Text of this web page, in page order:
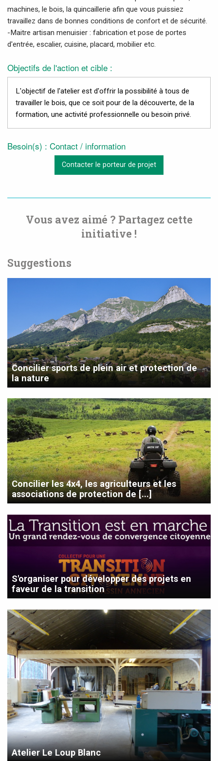
machines, le bois, la quincaillerie afin que vous puissiez
travaillez dans de bonnes conditions de confort et de sécurité.
-Maitre artisan menuisier : fabrication et pose de portes
d'entrée, escalier, cuisine, placard, mobilier etc.
Objectifs de l'action et cible :
L'objectif de l'atelier est d'offrir la possibilité à tous de
travailler le bois, que ce soit pour de la découverte, de la
formation, une activité professionnelle ou besoin privé.
Besoin(s) : Contact / information
Contacter le porteur de projet
Vous avez aimé ? Partagez cette
initiative !
Suggestions
Concilier sports de plein air et protection de
la nature
Concilier les 4x4, les agriculteurs et les
associations de protection de [...]
S'organiser pour développer des projets en
faveur de la transition
Atelier Le Loup Blanc